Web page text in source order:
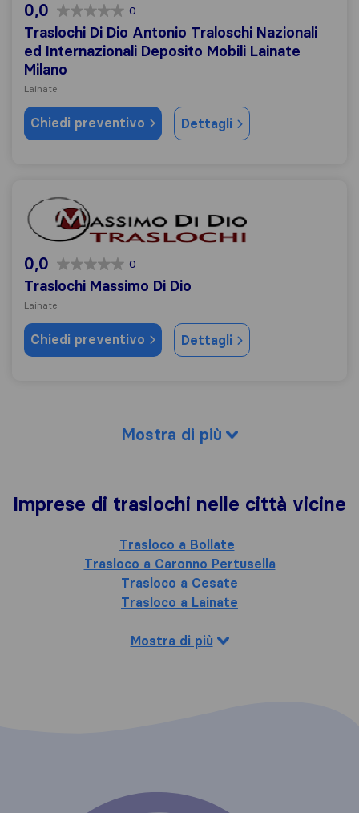
0,0 0
Traslochi Di Dio Antonio Traloschi Nazionali
ed Internazionali Deposito Mobili Lainate
Milano
Lainate
Chiedi preventivo Dettagli
Traslochi Massimo Di Dio
0,0 0
Traslochi Massimo Di Dio
Lainate
Chiedi preventivo Dettagli
Mostra di più
Imprese di traslochi nelle città vicine
Trasloco a Bollate
Trasloco a Caronno Pertusella
Trasloco a Cesate
Trasloco a Lainate
Mostra di più